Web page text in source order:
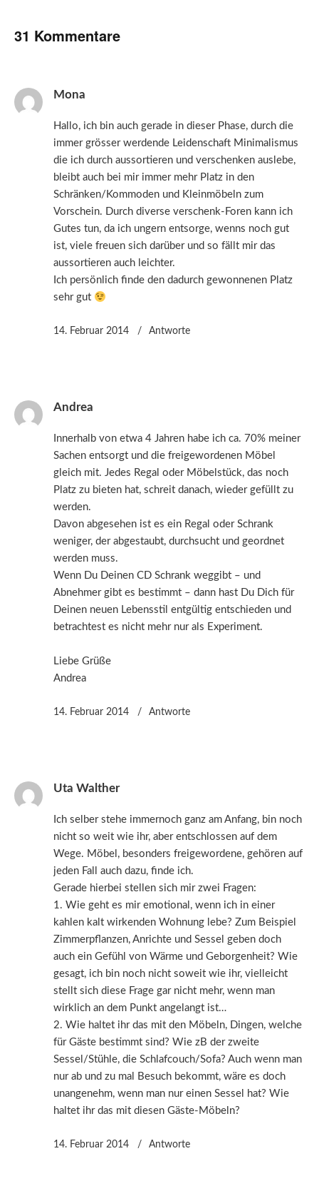
31 Kommentare
Mona
Hallo, ich bin auch gerade in dieser Phase, durch die
immer grösser werdende Leidenschaft Minimalismus
die ich durch aussortieren und verschenken auslebe,
bleibt auch bei mir immer mehr Platz in den
Schränken/Kommoden und Kleinmöbeln zum
Vorschein. Durch diverse verschenk-Foren kann ich
Gutes tun, da ich ungern entsorge, wenns noch gut
ist, viele freuen sich darüber und so fällt mir das
aussortieren auch leichter.
Ich persönlich finde den dadurch gewonnenen Platz
sehr gut
14. Februar 2014 Antworte
Andrea
Innerhalb von etwa 4 Jahren habe ich ca. 70% meiner
Sachen entsorgt und die freigewordenen Möbel
gleich mit. Jedes Regal oder Möbelstück, das noch
Platz zu bieten hat, schreit danach, wieder gefüllt zu
werden.
Davon abgesehen ist es ein Regal oder Schrank
weniger, der abgestaubt, durchsucht und geordnet
werden muss.
Wenn Du Deinen CD Schrank weggibt – und
Abnehmer gibt es bestimmt – dann hast Du Dich für
Deinen neuen Lebensstil entgültig entschieden und
betrachtest es nicht mehr nur als Experiment.
Liebe Grüße
Andrea
14. Februar 2014 Antworte
Uta Walther
Ich selber stehe immernoch ganz am Anfang, bin noch
nicht so weit wie ihr, aber entschlossen auf dem
Wege. Möbel, besonders freigewordene, gehören auf
jeden Fall auch dazu, finde ich.
Gerade hierbei stellen sich mir zwei Fragen:
1. Wie geht es mir emotional, wenn ich in einer
kahlen kalt wirkenden Wohnung lebe? Zum Beispiel
Zimmerpflanzen, Anrichte und Sessel geben doch
auch ein Gefühl von Wärme und Geborgenheit? Wie
gesagt, ich bin noch nicht soweit wie ihr, vielleicht
stellt sich diese Frage gar nicht mehr, wenn man
wirklich an dem Punkt angelangt ist…
2. Wie haltet ihr das mit den Möbeln, Dingen, welche
für Gäste bestimmt sind? Wie zB der zweite
Sessel/Stühle, die Schlafcouch/Sofa? Auch wenn man
nur ab und zu mal Besuch bekommt, wäre es doch
unangenehm, wenn man nur einen Sessel hat? Wie
haltet ihr das mit diesen Gäste-Möbeln?
14. Februar 2014 Antworte